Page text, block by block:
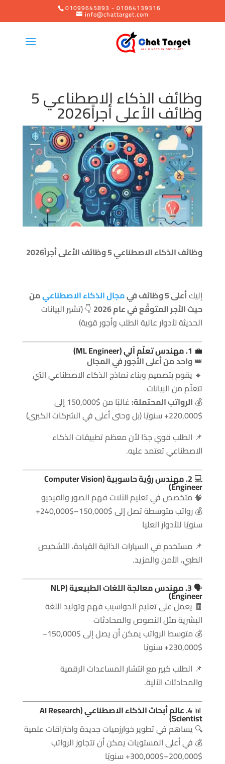
01099645893 - 01064139316
info@chattarget.com
وظائف الذكاء الاصطناعي 5
وظائف الأعلى أجراً2026
وظائف الذكاء الاصطناعي 5 وظائف الأعلى أجراً2026
إليكأعلى 5 وظائف في مجال الذكاء الاصطناعيمن
حيث الأجر المتوقَّع في عام 2026
👇 (تشير البيانات
الحديثة لأدوار عالية الطلب وأجور قوية)
💼 1. مهندس تعلّم آلي (ML Engineer)
👑واحد من أعلى الأجور في المجال
🔹 يقوم بتصميم وبناء نماذج الذكاء الاصطناعي التي
تتعلّم من البيانات
💰 الرواتب المحتملة:
غالبًا من $150,000 إلى
$220,000+ سنويًا (بل وحتى أعلى في الشركات الكبرى)
📌 الطلب قوي جدًا لأن معظم تطبيقات الذكاء
الاصطناعي تعتمد عليه.
💻
2. مهندس رؤية حاسوبية (Computer Vision
Engineer)
🧠 متخصص في تعليم الآلات فهم الصور والفيديو
💰 رواتب متوسطة تصل إلى $150,000–$240,000+
سنويًا للأدوار العليا
📌 مستخدم في السيارات الذاتية القيادة، التشخيص
الطبي، الأمن والمزيد.
🗣
3. مهندس معالجة اللغات الطبيعية (NLP
Engineer)
🧾 يعمل على تعليم الحواسيب فهم وتوليد اللغة
البشرية مثل النصوص والمحادثات
💰 متوسط الرواتب يمكن أن يصل إلى $150,000–
$230,000+ سنويًا
📌 الطلب كبير مع انتشار المساعدات الرقمية
والمحادثات الآلية.
📊
4. عالم أبحاث الذكاء الاصطناعي (AI Research
Scientist)
🔍 يساهم في تطوير خوارزميات جديدة واختراقات علمية
💰 في أعلى المستويات يمكن أن تتجاوز الرواتب
$200,000–$300,000+ سنويًا